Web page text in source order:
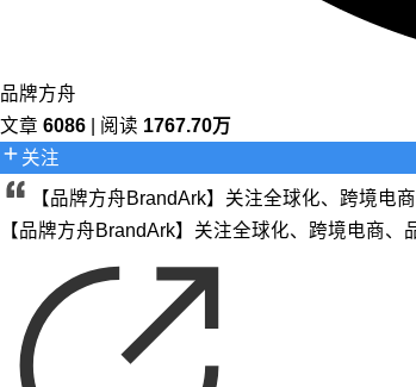
品牌方舟
文章 6086 | 阅读 1767.70万
关注
【品牌方舟BrandArk】关注全球化、跨境电
【品牌方舟BrandArk】关注全球化、跨境电商、